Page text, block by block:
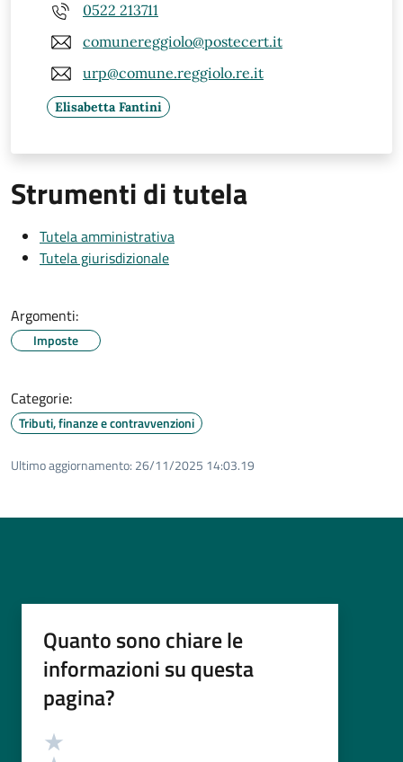
0522 213711
comunereggiolo@postecert.it
urp@comune.reggiolo.re.it
Elisabetta Fantini
Strumenti di tutela
Tutela amministrativa
Tutela giurisdizionale
Argomenti:
Imposte
Categorie:
Tributi, finanze e contravvenzioni
Ultimo aggiornamento: 26/11/2025 14:03.19
Quanto sono chiare le
informazioni su questa
pagina?
Valutazione